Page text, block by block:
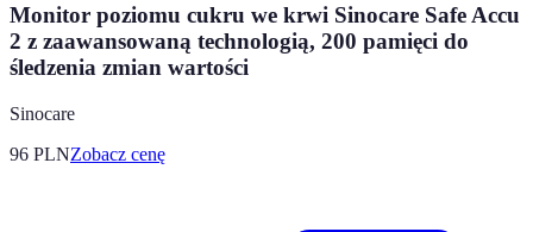
Monitor poziomu cukru we krwi Sinocare Safe Accu
2 z zaawansowaną technologią, 200 pamięci do
śledzenia zmian wartości
Sinocare
96 PLNZobacz cenę